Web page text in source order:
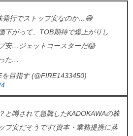
発行でストップ安なのか…😅
下がって、TOB期待で爆上がりし
安…ジェットコースターだ😱
た…
目指す (@FIRE1433450)
と噂されて急騰したKADOKAWAの株
プ安だそうです(資本・業務提携に落